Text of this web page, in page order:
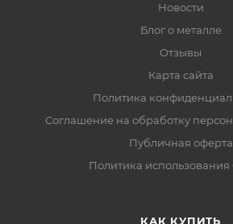
Новости
Блог о металле
Отзывы
Карта сайта
Политика
Соглашение на обработку
Публичная оферта
Политика использования
КАК КУПИТЬ